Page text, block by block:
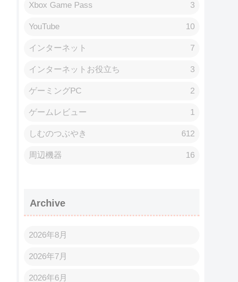
Xbox Game Pass 3
YouTube 10
インターネット 7
インターネットお役立ち 3
ゲーミングPC 2
ゲームレビュー 1
しむのつぶやき 612
周辺機器 16
Archive
2026年8月
2026年7月
2026年6月